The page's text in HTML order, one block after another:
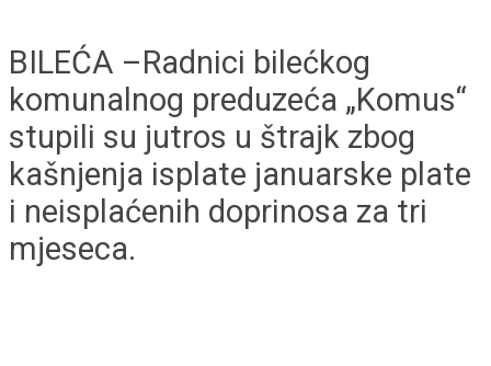
BILEĆA –Radnici bilećkog
komunalnog preduzeća „Komus“
stupili su jutros u štrajk zbog
kašnjenja isplate januarske plate
i neisplaćenih doprinosa za tri
mjeseca.